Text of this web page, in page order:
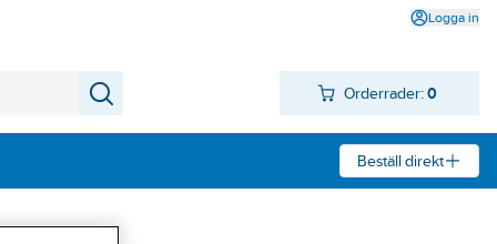
Logga in
Orderrader: 0
Beställ direkt